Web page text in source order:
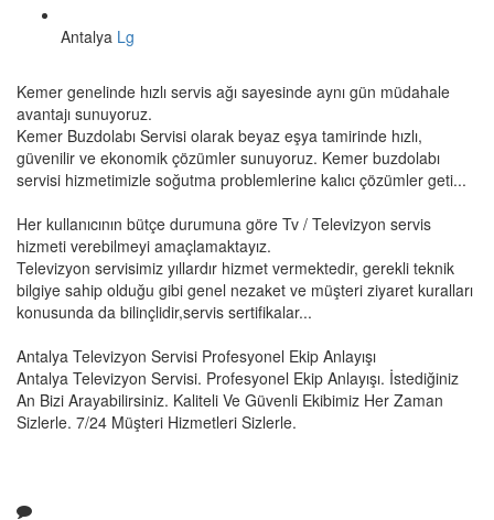
Antalya Lg
Kemer genelinde hızlı servis ağı sayesinde aynı gün müdahale
avantajı sunuyoruz.
Kemer Buzdolabı Servisi olarak beyaz eşya tamirinde hızlı,
güvenilir ve ekonomik çözümler sunuyoruz. Kemer buzdolabı
servisi hizmetimizle soğutma problemlerine kalıcı çözümler geti...
Her kullanıcının bütçe durumuna göre Tv / Televizyon servis
hizmeti verebilmeyi amaçlamaktayız.
Televizyon servisimiz yıllardır hizmet vermektedir, gerekli teknik
bilgiye sahip olduğu gibi genel nezaket ve müşteri ziyaret kuralları
konusunda da bilinçlidir,servis sertifikalar...
Antalya Televizyon Servisi Profesyonel Ekip Anlayışı
Antalya Televizyon Servisi. Profesyonel Ekip Anlayışı. İstediğiniz
An Bizi Arayabilirsiniz. Kaliteli Ve Güvenli Ekibimiz Her Zaman
Sizlerle. 7/24 Müşteri Hizmetleri Sizlerle.